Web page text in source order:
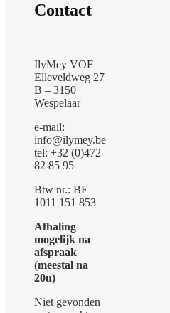
Contact
IlyMey VOF
Elleveldweg 27
B – 3150
Wespelaar
e-mail:
info@ilymey.be
tel: +32 (0)472
82 85 95
Btw nr.: BE
1011 151 853
Afhaling
mogelijk na
afspraak
(meestal na
20u)
Niet gevonden